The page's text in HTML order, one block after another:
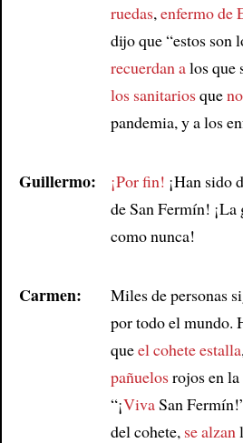
ruedas, enfermo de
dijo que “estos son
recuerdan alos que
los sanitariosque
pandemia, y a los
Guillermo: ¡Por fin! ¡Han sido
de San Fermín! ¡La
como nunca!
Carmen:
Miles de personas
por todo el mundo.
queel cohete estalla
pañuelosrojos en la
“¡VivaSan
del cohete, se alzan